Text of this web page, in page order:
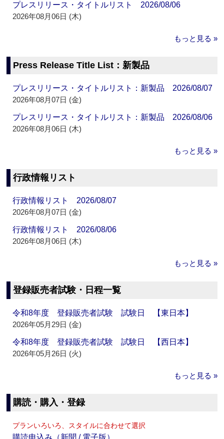
プレスリリース・タイトルリスト 2026/08/06
2026年08月06日 (木)
もっと見る »
Press Release Title List：新製品
プレスリリース・タイトルリスト：新製品 2026/08/07
2026年08月07日 (金)
プレスリリース・タイトルリスト：新製品 2026/08/06
2026年08月06日 (木)
もっと見る »
行政情報リスト
行政情報リスト 2026/08/07
2026年08月07日 (金)
行政情報リスト 2026/08/06
2026年08月06日 (木)
もっと見る »
登録販売者試験・日程一覧
令和8年度 登録販売者試験 試験日 【東日本】
2026年05月29日 (金)
令和8年度 登録販売者試験 試験日 【西日本】
2026年05月26日 (火)
もっと見る »
購読・購入・登録
プランいろいろ、スタイルに合わせて選択